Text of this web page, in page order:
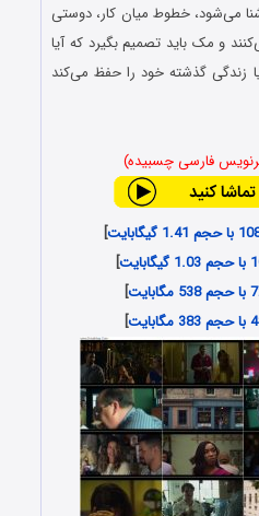
می‌شود، خطوط میان کار، دوستی
و مک باید تصمیم بگیرد که آیا
زندگی گذشته خود را حفظ می‌کند
فارسی چسبیده)
]
]
]
]